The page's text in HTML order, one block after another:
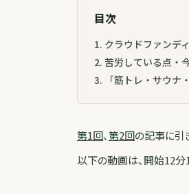
目次
1. クラウドファンデ
2. 苦労している点・
3. 「筋トレ・サウナ
第1回、第2回の記事に引
以下の動画は、開始12分